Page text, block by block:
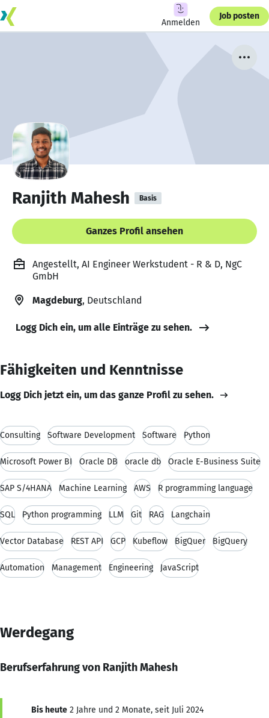
Anmelden
Job posten
Ranjith Mahesh Basis
Ganzes Profil ansehen
Angestellt, AI Engineer Werkstudent - R & D, NgC
GmbH
Magdeburg, Deutschland
Logg Dich ein, um alle Einträge zu sehen.
Fähigkeiten und Kenntnisse
Logg Dich jetzt ein, um das ganze Profil zu sehen.
Consulting Software Development Software Python
Microsoft Power BI Oracle DB oracle db Oracle E-Business Suite
SAP S/4HANA Machine Learning AWS R programming language
SQL Python programming LLM Git RAG Langchain
Vector Database REST API GCP Kubeflow BigQuer BigQuery
Automation Management Engineering JavaScript
Werdegang
Berufserfahrung von Ranjith Mahesh
Bis heute 2 Jahre und 2 Monate, seit Juli 2024